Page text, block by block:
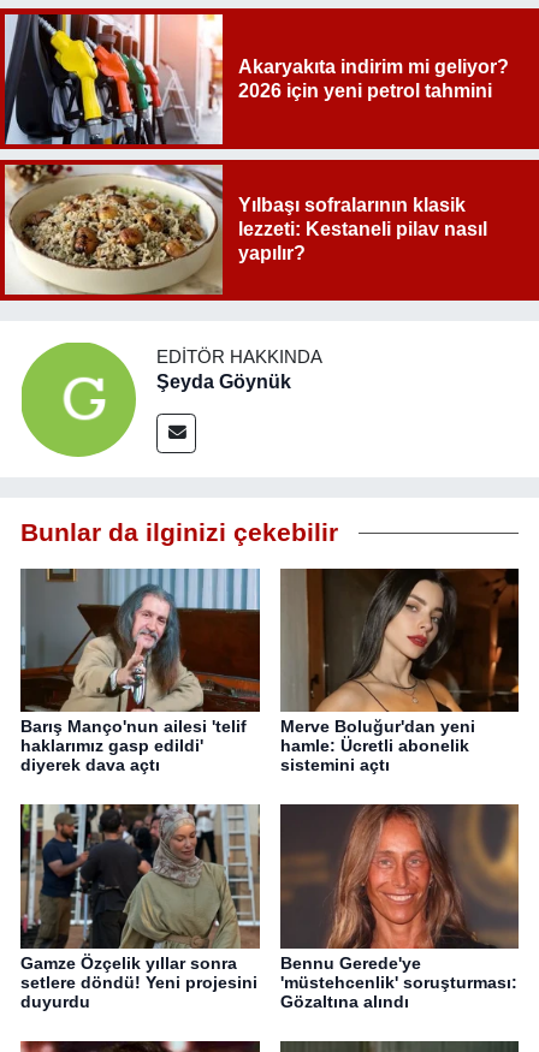
Akaryakıta indirim mi geliyor?
2026 için yeni petrol tahmini
Yılbaşı sofralarının klasik
lezzeti: Kestaneli pilav nasıl
yapılır?
EDITÖR HAKKINDA
Şeyda Göynük
Bunlar da ilginizi çekebilir
Barış Manço'nun ailesi 'telif
haklarımız gasp edildi'
diyerek dava açtı
Merve Boluğur'dan yeni
hamle: Ücretli abonelik
sistemini açtı
Gamze Özçelik yıllar sonra
setlere döndü! Yeni projesini
duyurdu
Bennu Gerede'ye
'müstehcenlik' soruşturması:
Gözaltına alındı